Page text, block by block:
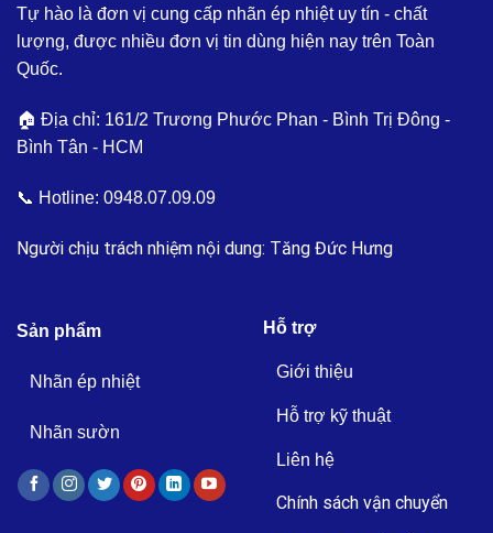
Tự hào là đơn vị cung cấp nhãn ép nhiệt uy tín - chất
lượng, được nhiều đơn vị tin dùng hiện nay trên Toàn
Quốc.
🏠 Địa chỉ: 161/2 Trương Phước Phan - Bình Trị Đông -
Bình Tân - HCM
📞 Hotline: 0948.07.09.09
Người chịu trách nhiệm nội dung: Tăng Đức Hưng
Sản phẩm
Nhãn ép nhiệt
Nhãn sườn
Hỗ trợ
Giới thiệu
Hỗ trợ kỹ thuật
Liên hệ
Chính sách vận chuyển